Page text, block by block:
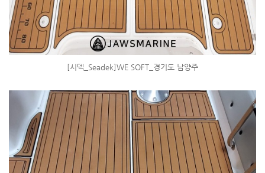
[시덱_Seadek]WE SOFT_경기도 남양주